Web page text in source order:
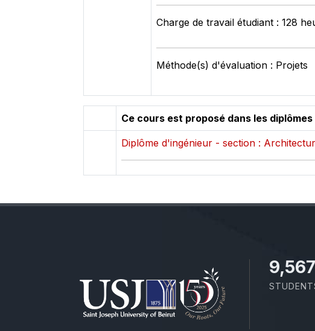
Charge de travail étudiant : 128
Méthode(s) d'évaluation : Projets
Ce cours est proposé dans les
Diplôme d'ingénieur - section :
10,801